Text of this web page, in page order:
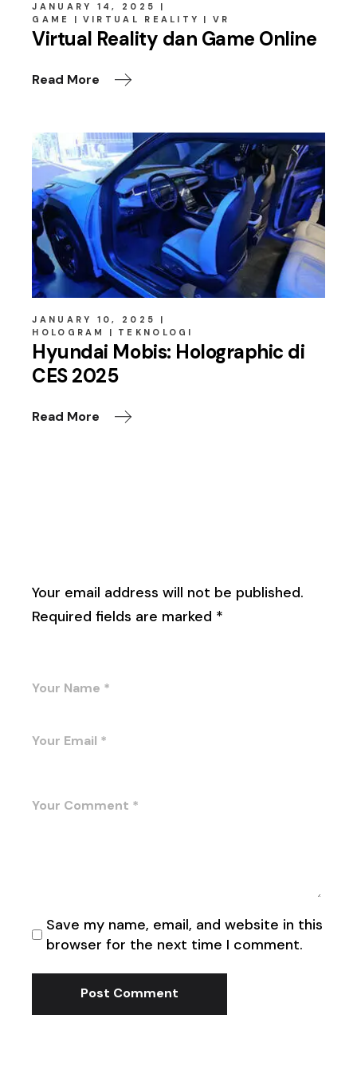
JANUARY 14, 2025
GAME
VIRTUAL REALITY VR
Virtual Reality dan Game Online
Read More
JANUARY 10, 2025
HOLOGRAM
TEKNOLOGI
Hyundai Mobis: Holographic di
CES 2025
Read More
Your email address will not be published.
Required fields are marked *
Save my name, email, and website in this
browser for the next time I comment.
Post Comment